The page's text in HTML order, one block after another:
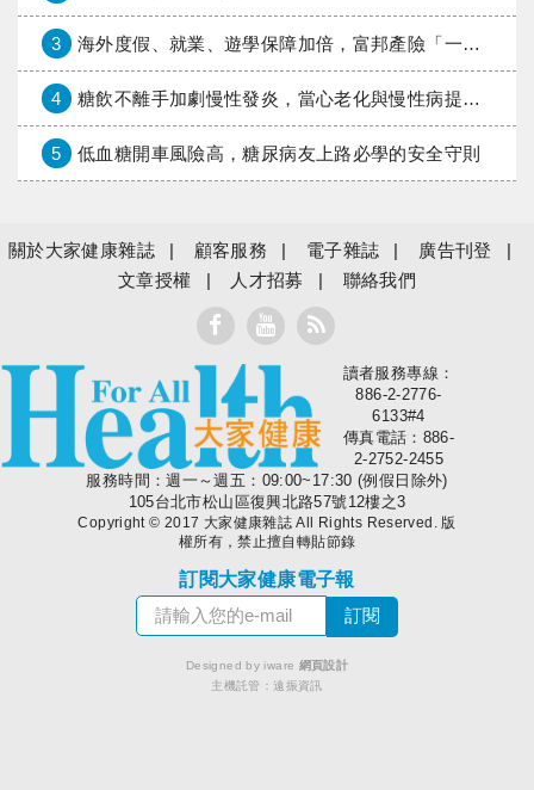
3 海外度假、就業、遊學保障加倍，富邦產險「一期逐夢」專案加碼遠距醫療與緊急救援
4 糖飲不離手加劇慢性發炎，當心老化與慢性病提早報到
5 低血糖開車風險高，糖尿病友上路必學的安全守則
關於大家健康雜誌 顧客服務 電子雜誌
廣告刊登
文章授權
人才招募 聯絡我們
大家健康
讀者服務專線：
886-2-2776-
6133#4
傳真電話：886-
2-2752-2455
服務時間：週一～週五：09:00~17:30 (例假日除外)
105台北市松山區復興北路57號12樓之3
Copyright © 2017 大家健康雜誌 All Rights Reserved. 版
權所有，禁止擅自轉貼節錄
訂閱大家健康電子報
Designed by iware 網頁設計
主機託管：遠振資訊